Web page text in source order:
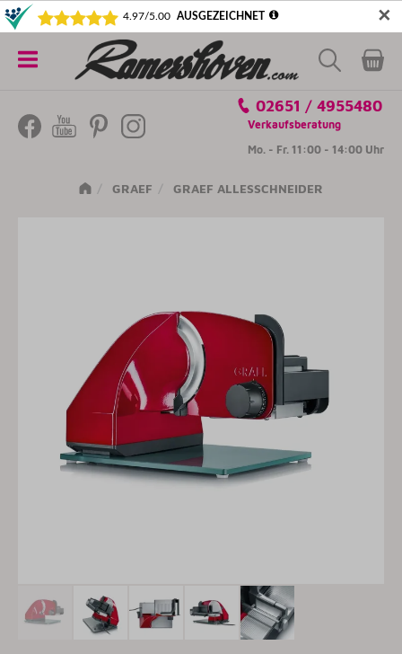
✕
5€ SICHERN! NEWSLETTER ABONNIEREN
Kategorien
02651 / 4955480
Verkaufsberatung
Mo. - Fr. 11:00 - 14:00 Uhr
GRAEF GRAEF ALLESSCHNEIDER